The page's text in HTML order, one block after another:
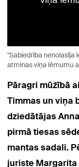
"Sabiedrība nenolasīja
atminas viņa lēmumu
Pāragri mūžībā
Timmas un viņa
dziedātājas
pirmā tiesas
mantas sadali.
juriste